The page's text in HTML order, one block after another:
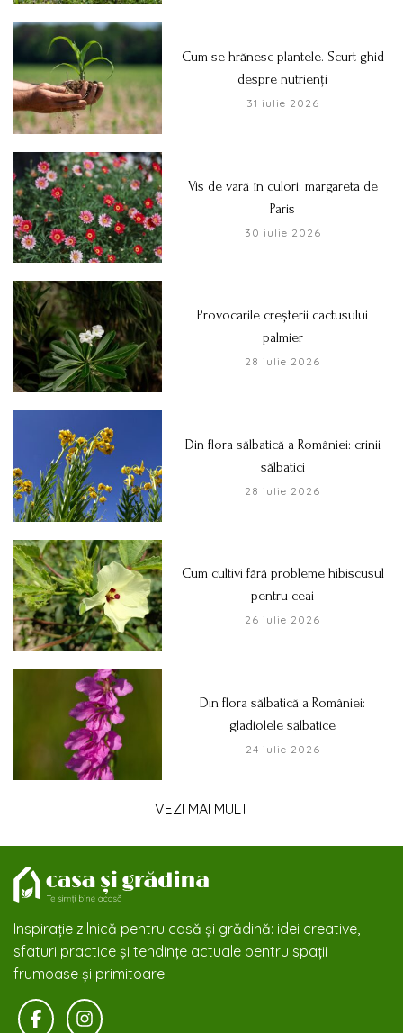
Cum se hrănesc plantele. Scurt ghid
despre nutrienți
31 iulie 2026
Vis de vară în culori: margareta de
Paris
30 iulie 2026
Provocarile creșterii cactusului
palmier
28 iulie 2026
Din flora sălbatică a României: crinii
sălbatici
28 iulie 2026
Cum cultivi fără probleme hibiscusul
pentru ceai
26 iulie 2026
Din flora sălbatică a României:
gladiolele sălbatice
24 iulie 2026
VEZI MAI MULT
Inspirație zilnică pentru casă și grădină: idei creative,
sfaturi practice și tendințe actuale pentru spații
frumoase și primitoare.